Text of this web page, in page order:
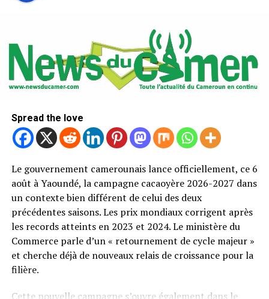
Spread the love
Le gouvernement camerounais lance officiellement, ce 6
août à Yaoundé, la campagne cacaoyère 2026-2027 dans
un contexte bien différent de celui des deux
précédentes saisons. Les prix mondiaux corrigent après
les records atteints en 2023 et 2024. Le ministère du
Commerce parle d’un « retournement de cycle majeur »
et cherche déjà de nouveaux relais de croissance pour la
filière.
Cette nouvelle campagne s’ouvre également dans le